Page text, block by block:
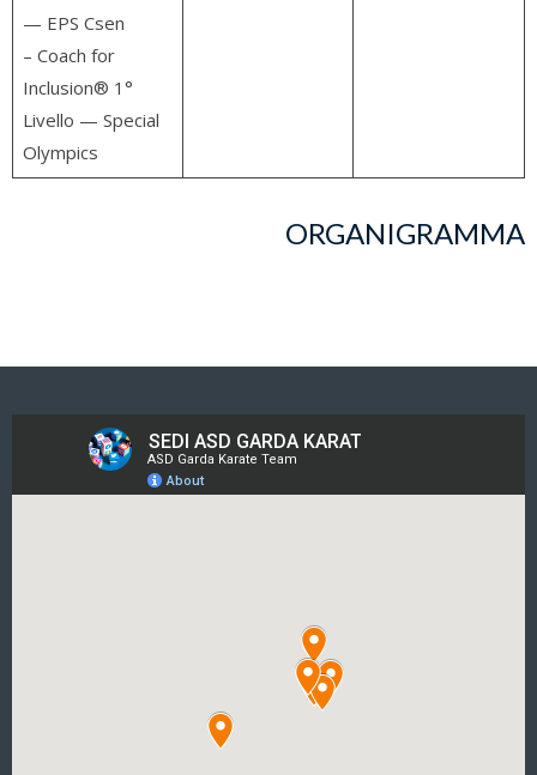
— EPS Csen
– Coach for
Inclusion® 1°
Livello — Special
Olympics
ORGANIGRAMMA